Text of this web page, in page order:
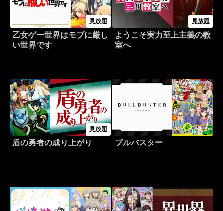
見放題
乙女ゲー世界はモブに厳し
い世界です
見放題
ようこそ実力至上主義の教
室へ
見放題
盾の勇者の成り上がり ブルバスター